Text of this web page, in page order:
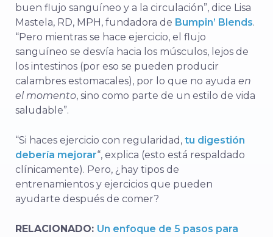
buen flujo sanguíneo y a la circulación”, dice Lisa
Mastela, RD, MPH, fundadora de Bumpin’ Blends.
“Pero mientras se hace ejercicio, el flujo
sanguíneo se desvía hacia los músculos, lejos de
los intestinos (por eso se pueden producir
calambres estomacales), por lo que no ayuda en
el momento, sino como parte de un estilo de vida
saludable”.
“Si haces ejercicio con regularidad, tu digestión
debería mejorar“, explica (esto está respaldado
clínicamente). Pero, ¿hay tipos de
entrenamientos y ejercicios que pueden
ayudarte después de comer?
RELACIONADO: Un enfoque de 5 pasos para